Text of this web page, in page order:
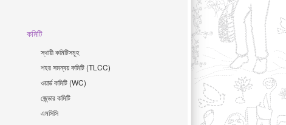
কমিটি
স্থায়ী কমিটিসমূহ
শহর সমন্বয় কমিটি (TLCC)
ওয়ার্ড কমিটি (WC)
জে্ন্ডার কমিটি
এমসিসি